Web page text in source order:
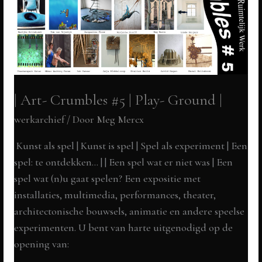
| Art- Crumbles #5 | Play- Ground |
werkarchief/ Door Meg Mercx
Kunst als spel | Kunst is spel | Spel als experiment | Een
spel: te ontdekken… | | Een spel wat er niet was | Een
spel wat (n)u gaat spelen? Een expositie met
installaties, multimedia, performances, theater,
architectonische bouwsels, animatie en andere speelse
experimenten. U bent van harte uitgenodigd op de
opening van: